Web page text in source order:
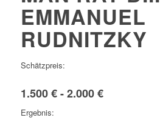
EMMANUEL
RUDNITZKY
Schätzpreis:
1.500 € - 2.000 €
Ergebnis: